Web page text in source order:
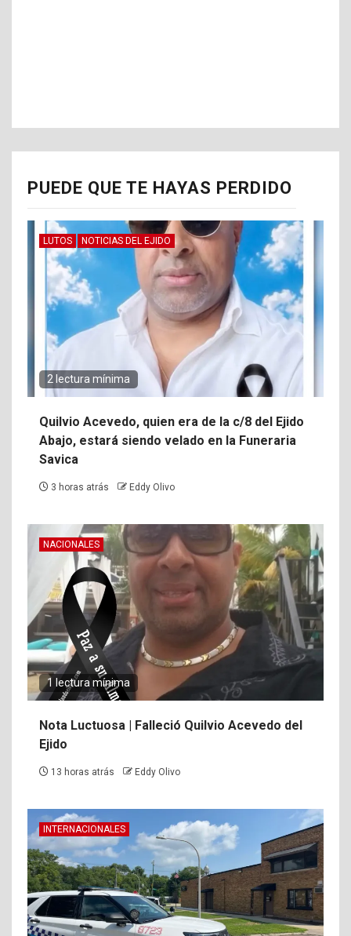
PUEDE QUE TE HAYAS PERDIDO
LUTOS NOTICIAS DEL EJIDO
2 lectura mínima
Quilvio Acevedo, quien era de la c/8 del Ejido
Abajo, estará siendo velado en la Funeraria
Savica
3 horas atrás Eddy Olivo
NACIONALES
1 lectura mínima
Nota Luctuosa | Falleció Quilvio Acevedo del
Ejido
13 horas atrás Eddy Olivo
INTERNACIONALES